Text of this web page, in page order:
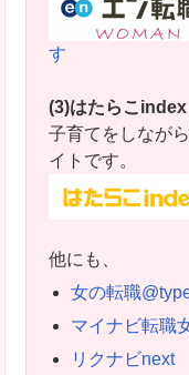
す
(3)はたらこindex
子育てをしなが
イトです。
他にも、
女の転職
マイナビ転職
リクナビnext